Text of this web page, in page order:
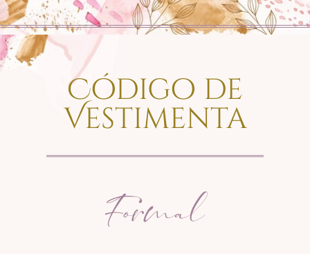
Código de
Vestimenta
Formal